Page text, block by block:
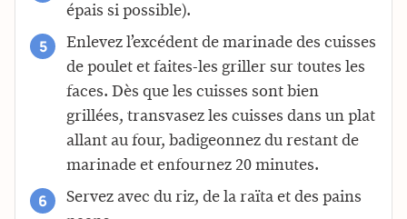
épais si possible).
Enlevez l’excédent de marinade des cuisses
de poulet et faites-les griller sur toutes les
faces. Dès que les cuisses sont bien
grillées, transvasez les cuisses dans un plat
allant au four, badigeonnez du restant de
marinade et enfournez 20 minutes.
Servez avec du riz, de la raïta et des pains